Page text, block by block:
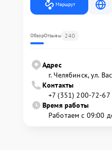
Маршрут
ОбзорОтзывы 240
Адрес
г. Челябинск, ул.
Контакты
+7 (351) 200-72-67
Время работы
Работаем с 09:00